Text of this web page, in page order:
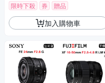
限時下殺
券 贈品
加入購物車